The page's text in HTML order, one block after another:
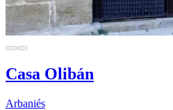
Casa Olibán
Arbaniés